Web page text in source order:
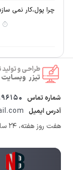
چرا پول،کار نمی
شماره تماس
آدرس ایمیل
هفت روز هفته، ۲۴ ساعت شبانه‌روز پاسخگوی شما هستیم.